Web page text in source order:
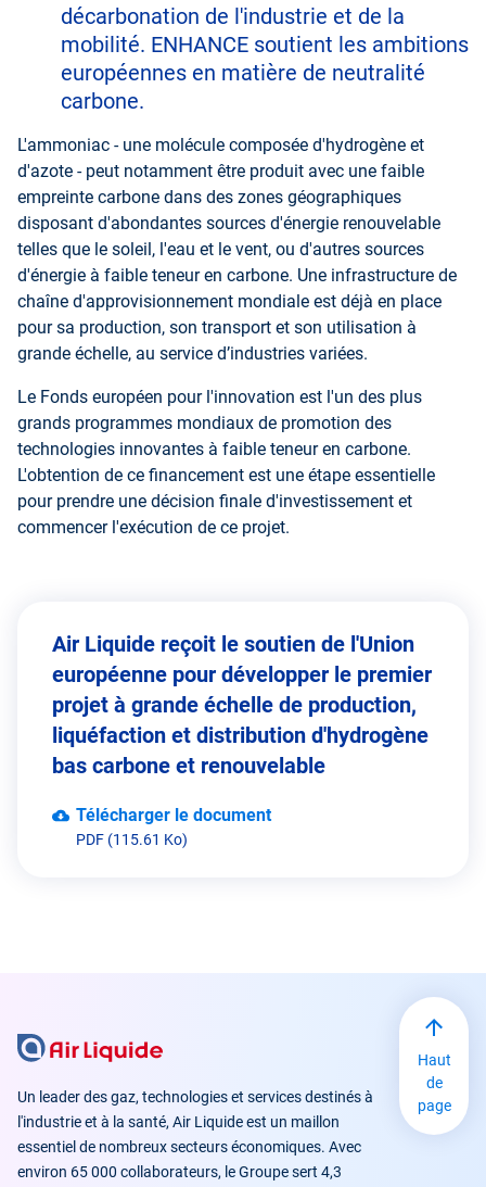
décarbonation de l'industrie et de la
mobilité. ENHANCE soutient les ambitions
européennes en matière de neutralité
carbone.
L'ammoniac - une molécule composée d'hydrogène et
d'azote - peut notamment être produit avec une faible
empreinte carbone dans des zones géographiques
disposant d'abondantes sources d'énergie renouvelable
telles que le soleil, l'eau et le vent, ou d'autres sources
d'énergie à faible teneur en carbone. Une infrastructure de
chaîne d'approvisionnement mondiale est déjà en place
pour sa production, son transport et son utilisation à
grande échelle, au service d’industries variées.
Le Fonds européen pour l'innovation est l'un des plus
grands programmes mondiaux de promotion des
technologies innovantes à faible teneur en carbone.
L'obtention de ce financement est une étape essentielle
pour prendre une décision finale d'investissement et
commencer l'exécution de ce projet.
Air Liquide reçoit le soutien de l'Union
européenne pour développer le premier
projet à grande échelle de production,
liquéfaction et distribution d'hydrogène
bas carbone et renouvelable
Télécharger le document
PDF (115.61 Ko)
Un leader des gaz, technologies et services destinés à
l'industrie et à la santé, Air Liquide est un maillon
essentiel de nombreux secteurs économiques. Avec
environ 65 000 collaborateurs, le Groupe sert 4,3
Haut
de
page